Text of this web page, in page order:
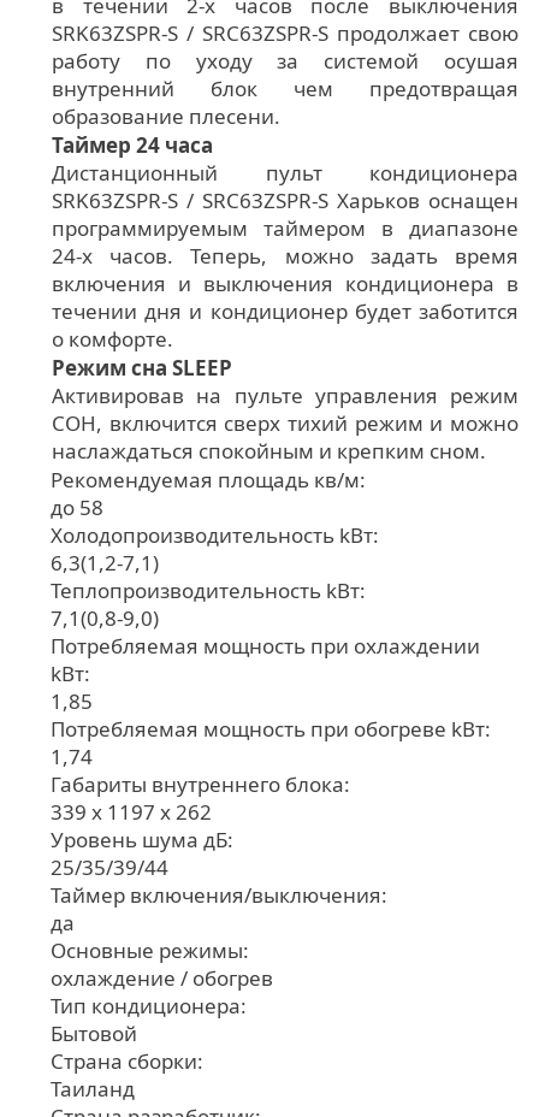
SRK63ZSPR-S / SRC63ZSPR-S продолжает свою
работу по уходу за системой осушая
внутренний блок чем предотвращая
образование плесени.
Таймер 24 часа
Дистанционный пульт кондиционера
SRK63ZSPR-S / SRC63ZSPR-S Харьков оснащен
программируемым таймером в диапазоне
24-х часов. Теперь, можно задать время
включения и выключения кондиционера в
течении дня и кондиционер будет заботится
о комфорте.
Режим сна SLEEP
Активировав на пульте управления режим
СОН, включится сверх тихий режим и можно
наслаждаться спокойным и крепким сном.
Рекомендуемая площадь кв/м:
до 58
Холодопроизводительность kВт:
6,3(1,2-7,1)
Теплопроизводительность kВт:
7,1(0,8-9,0)
Потребляемая мощность при охлаждении
kВт:
1,85
Потребляемая мощность при обогреве kВт:
1,74
Габариты внутреннего блока:
339 x 1197 x 262
Уровень шума дБ:
25/35/39/44
Таймер включения/выключения:
да
Основные режимы:
охлаждение / обогрев
Тип кондиционера:
Бытовой
Страна сборки:
Таиланд